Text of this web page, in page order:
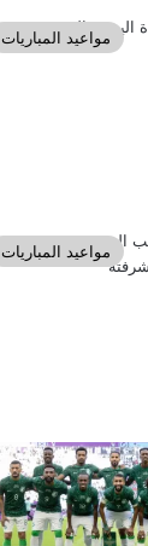
مواعيد المباريات
مواعيد المباريات